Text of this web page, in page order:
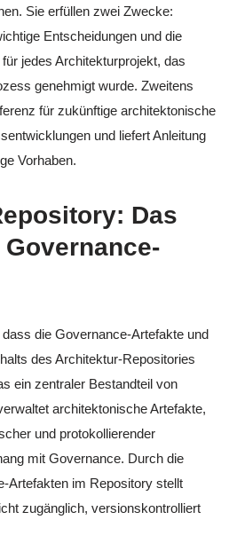
Sie erfüllen zwei Zwecke:
Entscheidungen und die
jedes Architekturprojekt, das
genehmigt wurde. Zweitens
für zukünftige architektonische
und liefert Anleitung
Vorhaben.
Das
die Governance-Artefakte und
des Architektur-Repositories
ein zentraler Bestandteil von
architektonische Artefakte,
und protokollierender
mit Governance. Durch die
Artefakten im Repository stellt
zugänglich, versionskontrolliert